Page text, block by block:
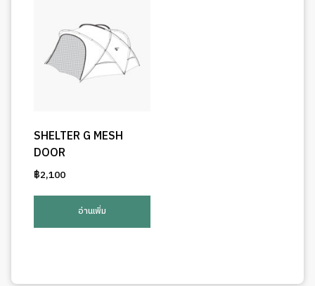
SHELTER G MESH
DOOR
฿2,100
อ่านเพิ่ม